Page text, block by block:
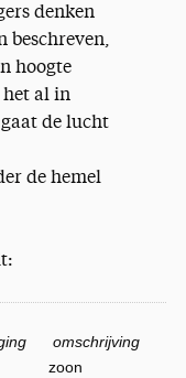
denken
beschreven,
hoogte
het al in
gaat de lucht
de hemel
omschrijving
zoon